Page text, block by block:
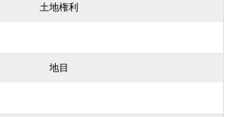
土地権利
地目